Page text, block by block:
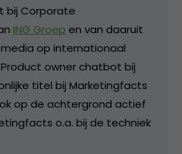
bij Corporate
ING Groep en van daaruit
op internationaal
owner chatbot bij
titel bij Marketingfacts
op de achtergrond actief
o.a. bij de techniek